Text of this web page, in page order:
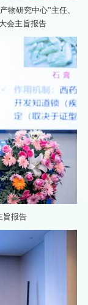
物研究中心”主任、
会主旨报告
旨报告